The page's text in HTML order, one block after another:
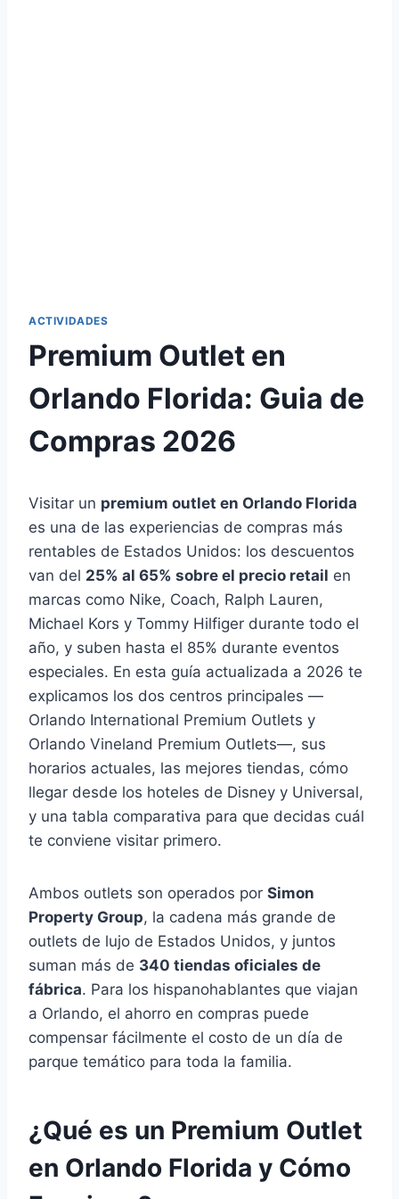
ACTIVIDADES
Premium Outlet en
Orlando Florida: Guia de
Compras 2026
Visitar un premium outlet en Orlando Florida
es una de las experiencias de compras más
rentables de Estados Unidos: los descuentos
van del 25% al 65% sobre el precio retail en
marcas como Nike, Coach, Ralph Lauren,
Michael Kors y Tommy Hilfiger durante todo el
año, y suben hasta el 85% durante eventos
especiales. En esta guía actualizada a 2026 te
explicamos los dos centros principales —
Orlando International Premium Outlets y
Orlando Vineland Premium Outlets—, sus
horarios actuales, las mejores tiendas, cómo
llegar desde los hoteles de Disney y Universal,
y una tabla comparativa para que decidas cuál
te conviene visitar primero.
Ambos outlets son operados por Simon
Property Group, la cadena más grande de
outlets de lujo de Estados Unidos, y juntos
suman más de 340 tiendas oficiales de
fábrica. Para los hispanohablantes que viajan
a Orlando, el ahorro en compras puede
compensar fácilmente el costo de un día de
parque temático para toda la familia.
¿Qué es un Premium Outlet
en Orlando Florida y Cómo